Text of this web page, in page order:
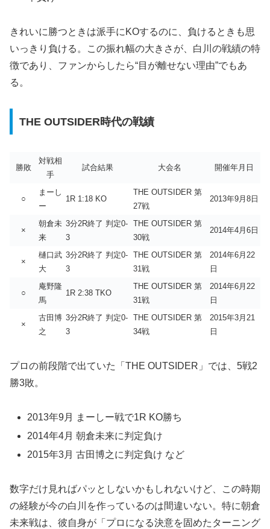
きれいに勝つときは派手にKOするのに、負けるときも思
いっきり負ける。この振れ幅の大きさが、白川の戦績の特
徴であり、ファンからしたら“目が離せない理由”でもあ
る。
THE OUTSIDER時代の戦績
勝敗
対戦相
手
試合結果 大会名 開催年月日
○
まーし
ー
1R 1:18 KO
THE OUTSIDER 第
27戦
2013年9月8日
×
朝倉未
来
3分2R終了 判定0-
3
THE OUTSIDER 第
30戦
2014年4月6日
×
樋口武
大
3分2R終了 判定0-
3
THE OUTSIDER 第
31戦
2014年6月22
日
○
庵野隆
馬
1R 2:38 TKO
THE OUTSIDER 第
31戦
2014年6月22
日
×
古田博
之
3分2R終了 判定0-
3
THE OUTSIDER 第
34戦
2015年3月21
日
プロの前段階で出ていた「THE OUTSIDER」では、5戦2
勝3敗。
2013年9月 まーしー戦で1R KO勝ち
2014年4月 朝倉未来に判定負け
2015年3月 古田博之に判定負け など
数字だけ見ればパッとしないかもしれないけど、この時期
の経験が今の白川を作っているのは間違いない。特に朝倉
未来戦は、彼自身が「プロになる決意を固めたターニング